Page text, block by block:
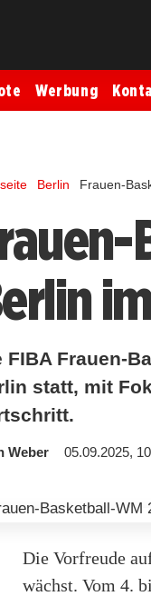
Werbung
Berlin Frauen-
FIBA Frauen-
statt, mit
Weber 05.09.2025,
Die Vorfreude
wächst. Vom 4.